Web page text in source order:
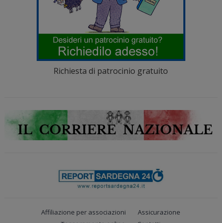
Richiesta di patrocinio gratuito
Affiliazione per associazioni
Assicurazione